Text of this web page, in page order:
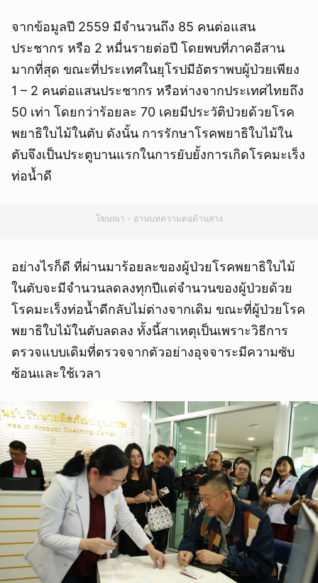
จากข้อมูลปี 2559 มีจำนวนถึง 85 คนต่อแสน
ประชากร หรือ 2 หมื่นรายต่อปี โดยพบที่ภาคอีสาน
มากที่สุด ขณะที่ประเทศในยุโรปมีอัตราพบผู้ป่วยเพียง
1 – 2 คนต่อแสนประชากร หรือห่างจากประเทศไทยถึง
50 เท่า โดยกว่าร้อยละ 70 เคยมีประวัติป่วยด้วยโรค
พยาธิใบไม้ในตับ ดังนั้น การรักษาโรคพยาธิใบไม้ใน
ตับจึงเป็นประตูบานแรกในการยับยั้งการเกิดโรคมะเร็ง
ท่อน้ำดี
โฆษณา - อ่านบทความต่อด้านล่าง
อย่างไรก็ดี ที่ผ่านมาร้อยละของผู้ป่วยโรคพยาธิใบไม้
ในตับจะมีจำนวนลดลงทุกปีแต่จำนวนของผู้ป่วยด้วย
โรคมะเร็งท่อน้ำดีกลับไม่ต่างจากเดิม ขณะที่ผู้ป่วยโรค
พยาธิใบไม้ในตับลดลง ทั้งนี้สาเหตุเป็นเพราะวิธีการ
ตรวจแบบเดิมที่ตรวจจากตัวอย่างอุจจาระมีความซับ
ซ้อนและใช้เวลา